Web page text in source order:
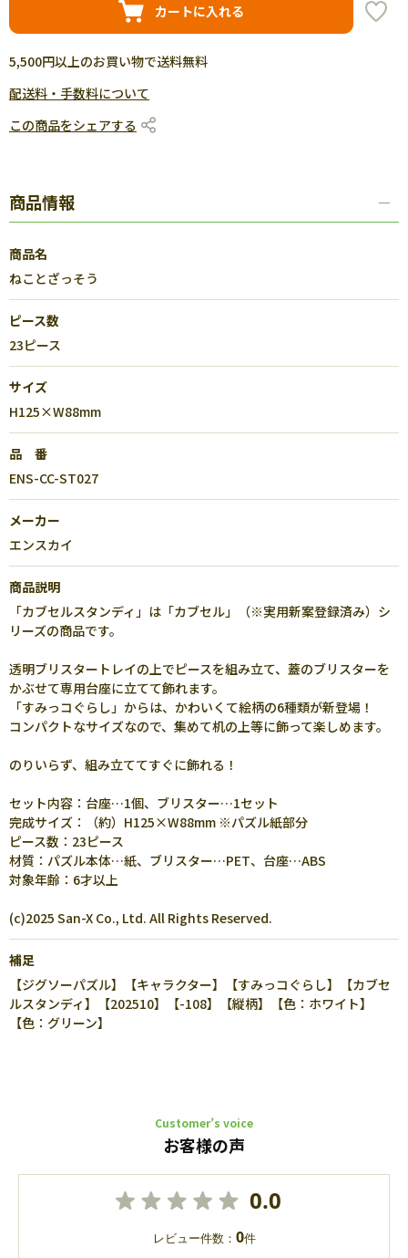
カートに入れる
5,500円以上のお買い物で送料無料
配送料・手数料について
この商品をシェアする
商品情報
商品名
ねことざっそう
ピース数
23ピース
サイズ
H125×W88mm
品 番
ENS-CC-ST027
メーカー
エンスカイ
商品説明
「カブセルスタンディ」は「カブセル」（※実用新案登録済み）シ
リーズの商品です。
透明ブリスタートレイの上でピースを組み立て、蓋のブリスターを
かぶせて専用台座に立てて飾れます。
「すみっコぐらし」からは、かわいくて絵柄の6種類が新登場！
コンパクトなサイズなので、集めて机の上等に飾って楽しめます。
のりいらず、組み立ててすぐに飾れる！
セット内容：台座…1個、ブリスター…1セット
完成サイズ：（約）H125×W88mm ※パズル紙部分
ピース数：23ピース
材質：パズル本体…紙、ブリスター…PET、台座…ABS
対象年齢：6才以上
(c)2025 San-X Co., Ltd. All Rights Reserved.
補足
【ジグソーパズル】【キャラクター】【すみっコぐらし】【カブセ
ルスタンディ】【202510】【-108】【縦柄】【色：ホワイト】
【色：グリーン】
Customer’s voice
お客様の声
0.0
レビュー件数： 0件